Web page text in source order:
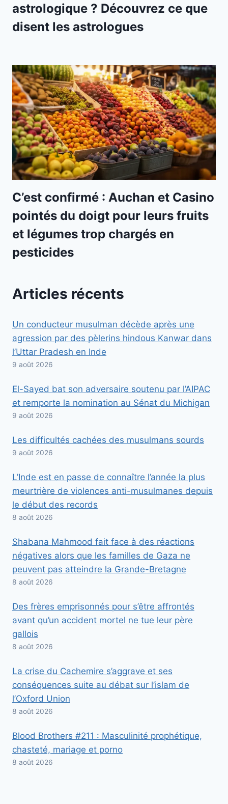
astrologique ? Découvrez ce que
disent les astrologues
C’est confirmé : Auchan et Casino
pointés du doigt pour leurs fruits
et légumes trop chargés en
pesticides
Articles récents
Un conducteur musulman décède après une
agression par des pèlerins hindous Kanwar dans
l’Uttar Pradesh en Inde
9 août 2026
El-Sayed bat son adversaire soutenu par l’AIPAC
et remporte la nomination au Sénat du Michigan
9 août 2026
Les difficultés cachées des musulmans sourds
9 août 2026
L’Inde est en passe de connaître l’année la plus
meurtrière de violences anti-musulmanes depuis
le début des records
8 août 2026
Shabana Mahmood fait face à des réactions
négatives alors que les familles de Gaza ne
peuvent pas atteindre la Grande-Bretagne
8 août 2026
Des frères emprisonnés pour s’être affrontés
avant qu’un accident mortel ne tue leur père
gallois
8 août 2026
La crise du Cachemire s’aggrave et ses
conséquences suite au débat sur l’islam de
l’Oxford Union
8 août 2026
Blood Brothers #211 : Masculinité prophétique,
chasteté, mariage et porno
8 août 2026